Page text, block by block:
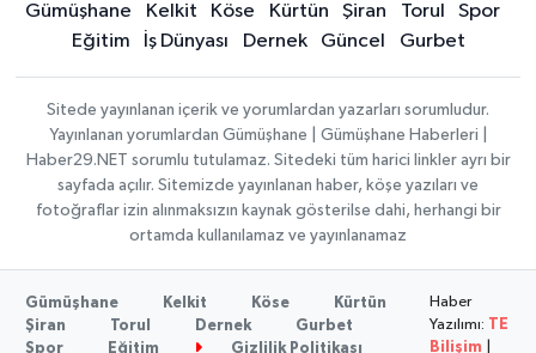
Gümüşhane Kelkit Köse Kürtün Şiran Torul
Spor
Eğitim
İş Dünyası Dernek Güncel Gurbet
Sitede yayınlanan içerik ve yorumlardan yazarları sorumludur.
Yayınlanan yorumlardan Gümüşhane | Gümüşhane Haberleri |
Haber29.NET sorumlu tutulamaz. Sitedeki tüm harici linkler ayrı bir
sayfada açılır. Sitemizde yayınlanan haber, köşe yazıları ve
fotoğraflar izin alınmaksızın kaynak gösterilse dahi, herhangi bir
ortamda kullanılamaz ve yayınlanamaz
Gümüşhane Kelkit Köse
Kürtün
Şiran
Torul Dernek
Gurbet
Spor
Eğitim Gizlilik Politikası
Haber
Yazılımı: TE
Bilişim